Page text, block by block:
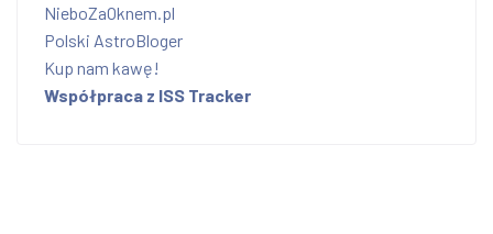
NieboZaOknem.pl
Polski AstroBloger
Kup nam kawę!
Współpraca z ISS Tracker